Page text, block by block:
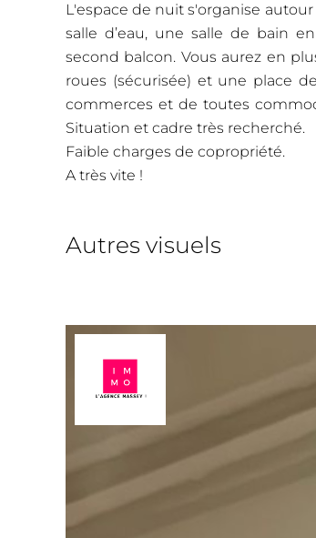
L'espace de nuit s'organise
salle d’eau, une salle de bain
second balcon. Vous aurez en
roues (sécurisée) et une place
commerces et de toutes
Situation et cadre très recherché.
Faible charges de copropriété.
A très vite !
Autres visuels